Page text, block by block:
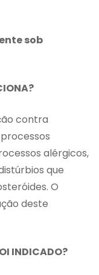
sob
contra
alérgicos,
que
O
deste
INDICADO?